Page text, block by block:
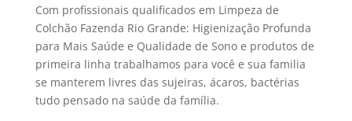
Com profissionais qualificados em Limpeza de
Colchão Fazenda Rio Grande: Higienização Profunda
para Mais Saúde e Qualidade de Sono e produtos de
primeira linha trabalhamos para você e sua familia
se manterem livres das sujeiras, ácaros, bactérias
tudo pensado na saúde da família.